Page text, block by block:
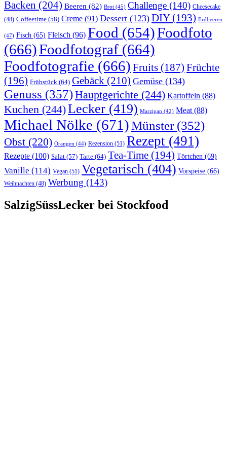
Backen (204) Beeren (82) Brot (45) Challenge (140) Cheesecake
(48) Coffeetime (58) Creme (91) Dessert (123) DIY(193) Erdbeeren
(47) Fisch (65) Fleisch (96) Food (654)Foodfoto
(666)Foodfotograf (664)
Foodfotografie (666) Fruits (187) Früchte
(196) Frühstück (64) Gebäck (210) Gemüse (134)
Genuss (357)Hauptgerichte (244) Kartoffeln (88)
Kuchen (244)Lecker (419) Marzipan (42) Meat (88)
Michael Nölke (671)Münster(352)
Obst (220) Orangen (44) Rezension (51) Rezept (491)
Rezepte (100) Salat (57) Tarte (64) Tea-Time (194) Törtchen (69)
Vanille (114) Vegan (51) Vegetarisch (404) Vorspeise (66)
Weihnachten (48) Werbung (143)
SalzigSüssLecker bei Stockfood